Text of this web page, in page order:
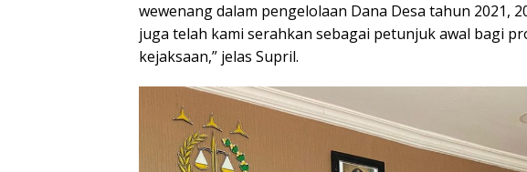
wewenang dalam pengelolaan Dana Desa tahun 2021,
juga telah kami serahkan sebagai petunjuk awal bagi
kejaksaan,” jelas Supril.